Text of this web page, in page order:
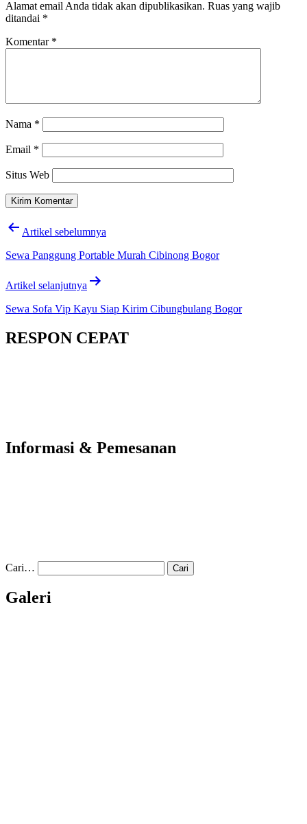
Alamat email Anda tidak akan dipublikasikan. Ruas yang wajib
ditandai *
Komentar *
Nama *
Email *
Situs Web
Navigasi
Artikel sebelumnya
Sewa Panggung Portable Murah Cibinong Bogor
Artikel selanjutnya
Sewa Sofa Vip Kayu Siap Kirim Cibungbulang Bogor
RESPON CEPAT
Informasi & Pemesanan
Cari…
Galeri